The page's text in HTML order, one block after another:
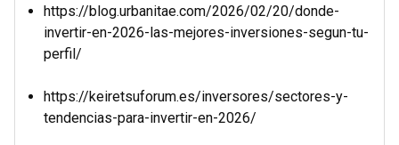
https://blog.urbanitae.com/2026/02/20/donde-
invertir-en-2026-las-mejores-inversiones-segun-tu-
perfil/
https://keiretsuforum.es/inversores/sectores-y-
tendencias-para-invertir-en-2026/